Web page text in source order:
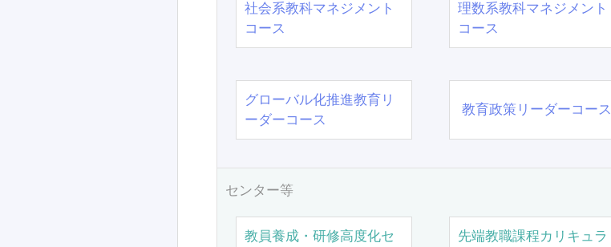
社会系教科マネジメント
コース
理数系教科マネジメント
コース
グローバル化推進教育リ
ーダーコース
教育政策リーダーコース
センター等
教員養成・研修高度化セ
先端教職課程カリキュラ